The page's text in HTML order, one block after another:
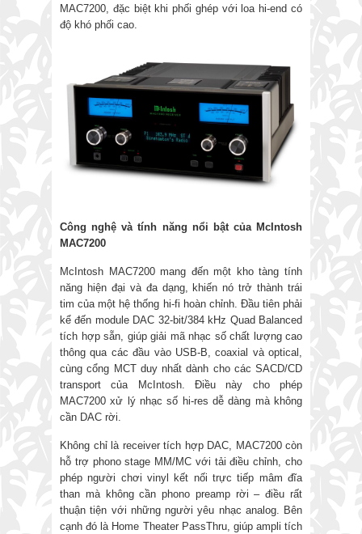
MAC7200, đặc biệt khi phối ghép với loa hi-end có
độ khó phối cao.
Công nghệ và tính năng nổi bật của McIntosh
MAC7200
McIntosh MAC7200 mang đến một kho tàng tính
năng hiện đại và đa dạng, khiến nó trở thành trái
tim của một hệ thống hi-fi hoàn chỉnh. Đầu tiên phải
kể đến module DAC 32-bit/384 kHz Quad Balanced
tích hợp sẵn, giúp giải mã nhạc số chất lượng cao
thông qua các đầu vào USB-B, coaxial và optical,
cùng cổng MCT duy nhất dành cho các SACD/CD
transport của McIntosh. Điều này cho phép
MAC7200 xử lý nhạc số hi-res dễ dàng mà không
cần DAC rời.
Không chỉ là receiver tích hợp DAC, MAC7200 còn
hỗ trợ phono stage MM/MC với tải điều chỉnh, cho
phép người chơi vinyl kết nối trực tiếp mâm đĩa
than mà không cần phono preamp rời – điều rất
thuận tiện với những người yêu nhạc analog. Bên
cạnh đó là Home Theater PassThru, giúp ampli tích